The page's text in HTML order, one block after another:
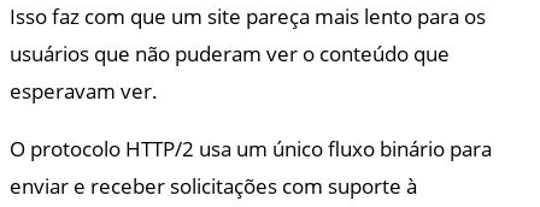
Isso faz com que um site pareça mais lento para os
usuários que não puderam ver o conteúdo que
esperavam ver.
O protocolo HTTP/2 usa um único fluxo binário para
enviar e receber solicitações com suporte à